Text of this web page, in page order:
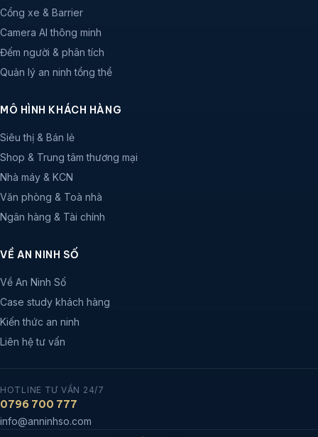
Cổng xe & Barrier
Camera AI thông minh
Đếm người & phân tích
Quản lý an ninh tổng thể
MÔ HÌNH KHÁCH HÀNG
Siêu thị & Bán lẻ
Shop & Trung tâm thương mại
Nhà máy & KCN
Văn phòng & Toà nhà
Ngân hàng & Tài chính
VỀ AN NINH SỐ
Về An Ninh Số
Case study khách hàng
Kiến thức an ninh
Liên hệ tư vấn
HOTLINE TƯ VẤN 24/7
0796 700 777
info@anninhso.com